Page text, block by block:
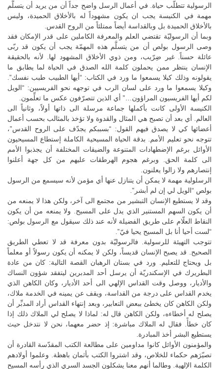
الرسولية تتطلّب حياة. في أعمال الرسل واضح جداً أن من يريد أن يتسلَّم
مهمة في الكنيسة يجب ان يكون مشهوداً له بالأخلاق الحميدة، وليس
بالأخلاق الحميدة بل وبالقداسة أيضاً ممتلئاً من الروح القدس.
وبما أن الرسوليّة تقتضي العلم والمعرفة الكاملين على قدر الإمكان فقد
وصى الرسول بولص أن من يتسلَّم هذه المهمّة يجب أن يكون قد ربّى
عائلة حسناً. غير ضِرّيب، ومن ذوي الأخلاق المشهود لها. لأنه بالحقيقة
الإنسان ينتظر ممن يحملون كلمة الله الصدق في الحياة لما يطابق ما
يقولونه وذلك كيلا يسمعوا ما ورد في الكتاب: “أيها الطبيب طبب نفسك”.
وكيلا يسمعوا ما ورد على لسان الرب في توجهه نحو الفريسيين: “الويل
لكم أيها الفريسيون المراؤون…” أي الذين تتصرّفون عكس ما تعلِّمون.
الكنيسة الأولى كانت بأكملها جماعة مرسلة الى ذاتها أولاً، وثانياً الى
العالم. أي بعد أن تصبح هي المثال والقدوة ولا تؤخذ بالمثالب بحسب أعمال
أعضائها كي لا يصدق فيهم القول: “بسببكم يجدّف على الروح القدس”،
تتوجه نحو تعليم الأمم. بدقة الحياة المسيحية الكاملة إستطاع المسيحيون
الأوائل برغم الإضطهادات المتنوعة والضيقات المختلفة أن يجذبوا الأمم
الى كلمة الحق. وبرغم هجوم الهرطقات عليهم من كل جهة أعلنوا
إنتصارهم ولا زالوا يعلنون.
الرسلولية مهمة لا يمكن أن يتنازل عنها أي مؤمن لأنه سيسمع من الرسول
بولص “الويل لي إن لم أبشر”.
وقد لا يستطيع الإنسان التبشير من مجتمع الى آخر، ولكن هذا لا يمنعه من
أن يكون السهم المستنير الذي يدل على المسيح. ولا يمنعه من أن يكون
النقاط العلّام على طريق الفضيلة لأنه عند ذلك سيقول مع الرسول بولص:
“لست أحيا أنا بل المسيح يحيا فيّ”.
تتوجب التهيئة للرسولية. فالرسوليّة بدون معرفة قد لا تعطي الطريق
الصحيح. قد يصبح الإنسان قديساً، ولكن لا يمكنه أن يكون رسولاً أو معلماً
بل ويحتاج للتعليم. ورد في بستان الرهبان القصة التالية: كان من عادة
البطريرك في الإسكندريّة أن يرسل أحد المدبرين ليتفقد شؤون النساك
والأديار، ووصل وقت القداس الإلهي الى أحد الأديار، وكان الكاهن الذي
يخدم القداس على درجة من القداسة، ويقف عن يمينه في الخدمة ملاك،
ولكن الكاهن كان يخطئ ببعض التعابير، وبعد إنتهاء القداس أراد المدبِّر أن
يصلح له أخطاءه، ولكن الكاهن قال له: لماذا لا يصلح لي الملاك ذلك إذا
كان خطأً. فقال له الملاك مباشرة: إذ حضر معهما، نحن لا نتدخل حيث
يستطيع البشر أخذ المبادرة.
والمؤمنون الأوائل كانوا مداومين على مطالعة الكتب المقدّسة القادرة أن
تصيّرَهم حكماء للخلاص، وقد اشتروا الكتب بأثمان باهظة. وعلموا أولادهم
الكلمة الإلهية. وطالما أنهم معنا يشكلون الجسد السري الذي رأسه المسيح